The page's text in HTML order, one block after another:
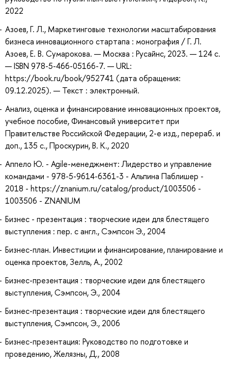
2022
Азоев, Г. Л., Маркетинговые технологии масштабирования
бизнеса инновационного стартапа : монография / Г. Л.
Азоев, Е. В. Сумарокова. — Москва : Русайнс, 2023. — 124 с.
— ISBN 978-5-466-05166-7. — URL:
https://book.ru/book/952741 (дата обращения:
09.12.2025). — Текст : электронный.
Анализ, оценка и финансирование инновационных проектов,
учебное пособие, Финансовый университет при
Правительстве Российской Федерации, 2-е изд., перераб. и
доп., 135 с., Проскурин, В. К., 2020
Аппело Ю. - Agile-менеджмент: Лидерство и управление
командами - 978-5-9614-6361-3 - Альпина Паблишер -
2018 - https://znanium.ru/catalog/product/1003506 -
1003506 - ZNANIUM
Бизнес - презентация : творческие идеи для блестящего
выступления : пер. с англ., Сэмпсон Э., 2004
Бизнес-план. Инвестиции и финансирование, планирование и
оценка проектов, Зелль, А., 2002
Бизнес-презентация : творческие идеи для блестящего
выступления, Сэмпсон, Э., 2004
Бизнес-презентация : творческие идеи для блестящего
выступления, Сэмпсон, Э., 2006
Бизнес-презентация: Руководство по подготовке и
проведению, Желязны, Д., 2008